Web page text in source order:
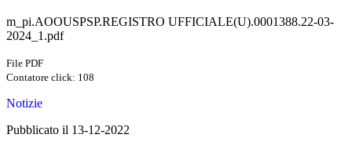
m_pi.AOOUSPSP.REGISTRO UFFICIALE(U).0001388.22-03-
2024_1.pdf
File PDF
Contatore click: 108
Notizie
Pubblicato il 13-12-2022